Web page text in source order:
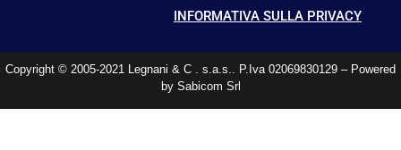
INFORMATIVA SULLA PRIVACY
Copyright © 2005-2021 Legnani & C . s.a.s.. P.Iva 02069830129 – Powered
by Sabicom Srl